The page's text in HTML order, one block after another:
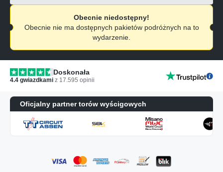
Obecnie niedostępny!
Obecnie nie ma dostępnych pakietów podróżnych na to
wydarzenie.
Doskonała
4.4 gwiazdkami z 17.595 opinii
Oficjalny partner torów wyścigowych